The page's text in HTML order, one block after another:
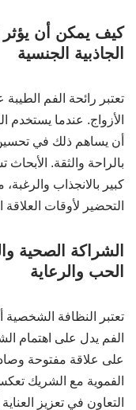
كيف يمكن أن
الجاذبية الجنسية
تعتبر رائحة الفم
الأزواج. عندما
أن يساهم ذلك في
بالراحة والثقة.
كبير بالانجذاب
التحضير لأوقات العلاقة
الشراكة الصحية
الحب والرعاية
تعتبر النظافة
الفم يدل على اهتمام
على علاقة مفتوحة
الفموية مع الشريك
التعاون في تعزيز